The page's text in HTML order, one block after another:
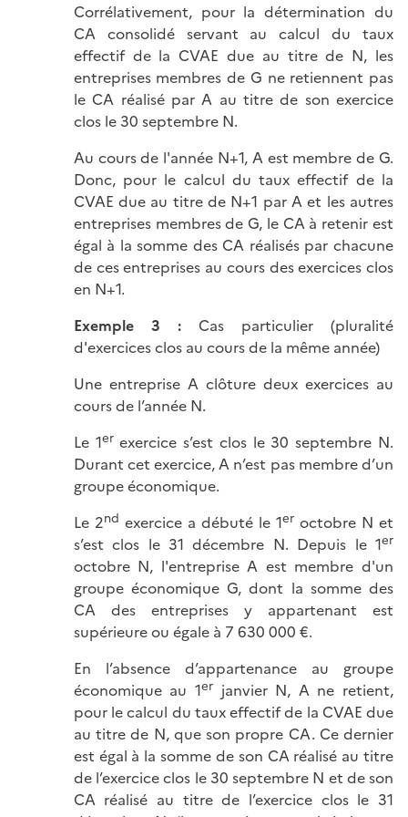
Corrélativement, pour la détermination du
CA consolidé servant au calcul du taux
effectif de la CVAE due au titre de N, les
entreprises membres de G ne retiennent pas
le CA réalisé par A au titre de son exercice
clos le 30 septembre N.
Au cours de l'année N+1, A est membre de G.
Donc, pour le calcul du taux effectif de la
CVAE due au titre de N+1 par A et les autres
entreprises membres de G, le CA à retenir est
égal à la somme des CA réalisés par chacune
de ces entreprises au cours des exercices clos
en N+1.
Exemple 3 :Cas particulier (pluralité
d'exercices clos au cours de la même année)
Une entreprise A clôture deux exercices au
cours de l’année N.
Le 1erexercice s’est clos le 30 septembre N.
Durant cet exercice, A n’est pas membre d’un
groupe économique.
Le 2nd exercice a débuté le 1eroctobre N et
s’est clos le 31 décembre N. Depuis le 1er
octobre N, l'entreprise A est membre d'un
groupe économique G, dont la somme des
CA des entreprises y appartenant est
supérieure ou égale à 7 630 000 €.
En l’absence d’appartenance au groupe
économique au 1er janvier N, A ne retient,
pour le calcul du taux effectif de la CVAE due
au titre de N, que son propre CA. Ce dernier
est égal à la somme de son CA réalisé au titre
de l’exercice clos le 30 septembre N et de son
CA réalisé au titre de l’exercice clos le 31